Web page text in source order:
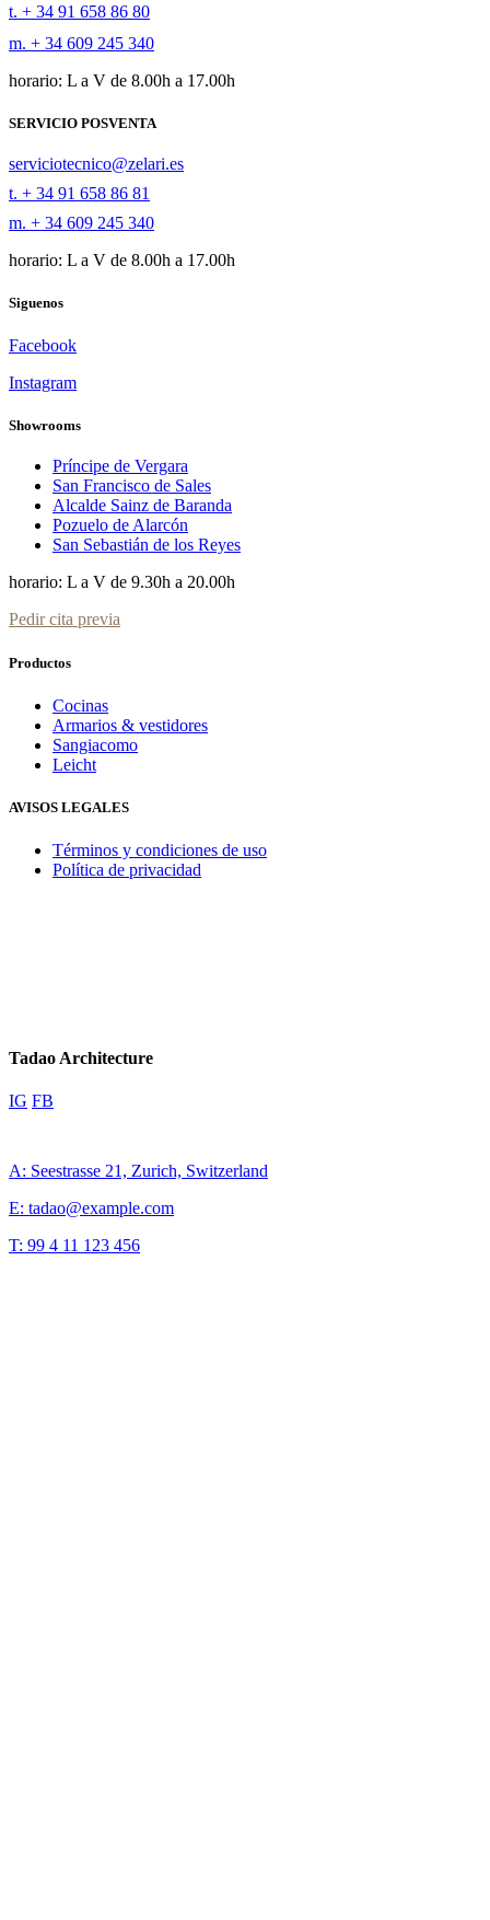
t. + 34 91 658 86 80
m. + 34 609 245 340
horario: L a V de 8.00h a 17.00h
SERVICIO POSVENTA
serviciotecnico@zelari.es
t. + 34 91 658 86 81
m. + 34 609 245 340
horario: L a V de 8.00h a 17.00h
Siguenos
Facebook
Instagram
Showrooms
Príncipe de Vergara
San Francisco de Sales
Alcalde Sainz de Baranda
Pozuelo de Alarcón
San Sebastián de los Reyes
horario: L a V de 9.30h a 20.00h
Pedir cita previa
Productos
Cocinas
Armarios & vestidores
Sangiacomo
Leicht
AVISOS LEGALES
Términos y condiciones de uso
Política de privacidad
Tadao Architecture
IG FB
A: Seestrasse 21, Zurich, Switzerland
E: tadao@example.com
T: 99 4 11 123 456